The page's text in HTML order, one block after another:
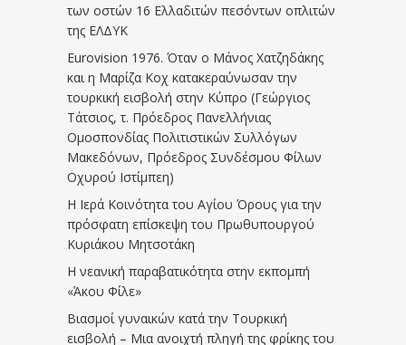
των οστών 16 Ελλαδιτών πεσόντων οπλιτών
της ΕΛΔΥΚ
Eurovision 1976. Όταν ο Μάνος Χατζηδάκης
και η Μαρίζα Κοχ κατακεραύνωσαν την
τουρκική εισβολή στην Κύπρο (Γεώργιος
Τάτσιος, τ. Πρόεδρος Πανελλήνιας
Ομοσπονδίας Πολιτιστικών Συλλόγων
Μακεδόνων, Πρόεδρος Συνδέσμου Φίλων
Οχυρού Ιστίμπεη)
Η Ιερά Κοινότητα του Αγίου Όρους για την
πρόσφατη επίσκεψη του Πρωθυπουργού
Κυριάκου Μητσοτάκη
Η νεανική παραβατικότητα στην εκπομπή
«Άκου Φίλε»
Βιασμοί γυναικών κατά την Τουρκική
εισβολή – Μια ανοιχτή πληγή της φρίκης του